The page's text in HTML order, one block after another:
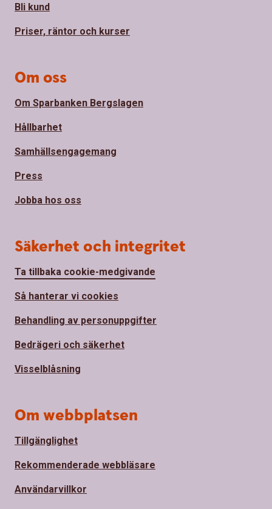
Bli kund
Priser, räntor och kurser
Om oss
Om Sparbanken Bergslagen
Hållbarhet
Samhällsengagemang
Press
Jobba hos oss
Säkerhet och integritet
Ta tillbaka cookie-medgivande
Så hanterar vi cookies
Behandling av personuppgifter
Bedrägeri och säkerhet
Visselblåsning
Om webbplatsen
Tillgänglighet
Rekommenderade webbläsare
Användarvillkor